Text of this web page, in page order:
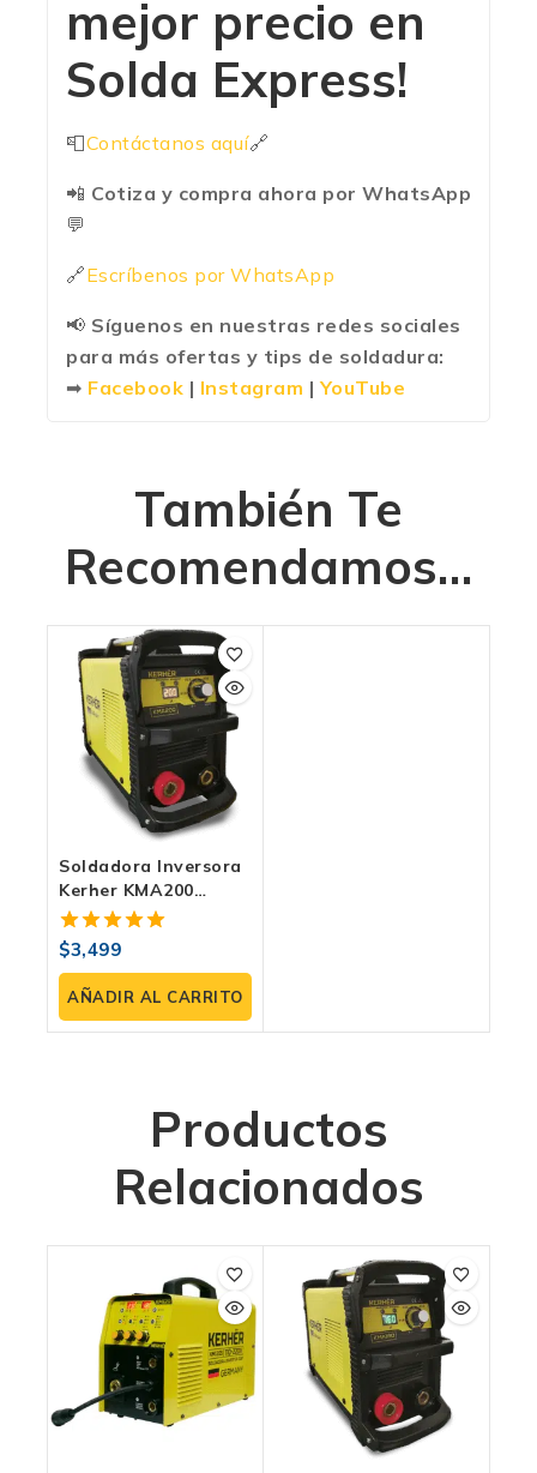
mejor precio en
Solda Express!
📮Contáctanos aquí🔗
📲 Cotiza y compra ahora por WhatsApp
💬
🔗Escríbenos por WhatsApp
📢 Síguenos en nuestras redes sociales
para más ofertas y tips de soldadura:
➡ Facebook | Instagram | YouTube
También Te
Recomendamos…
Soldadora Inversora
Kerher KMA200
Electrodo De 200
Amperes Bivoltaje
110V/220V IGBT
5.00
fuera de 5
$3,499
AÑADIR AL CARRITO
Productos
Relacionados